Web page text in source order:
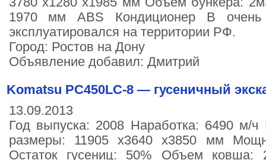
1970 мм ABS Кондиционер В
эксплуатировался на территории РФ.
Город: Ростов на Дону
Объявление добавил: Дмитрий
Komatsu PC450LC-8 — гусеничный
13.09.2013
Год выпуска: 2008 Наработка: 6490 м/ч
размеры: 11905 х3640 х3850 мм
Остаток гусениц: 50% Объем ковша: